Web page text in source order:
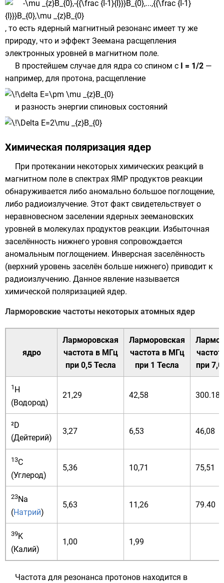
, то есть ядерный магнитный резонанс имеет ту же
природу, что и эффект Зеемана расщепления
электронных уровней в магнитном поле.
В простейшем случае для ядра со спином с
I = 1/2 —
например, для протона, расщепление
и разность энергии спиновых состояний
Химическая поляризация ядер
При протекании некоторых химических реакций в
магнитном поле в спектрах ЯМР продуктов реакции
обнаруживается либо аномально большое поглощение,
либо радиоизлучение. Этот факт свидетельствует о
неравновесном заселении ядерных зеемановских
уровней в молекулах продуктов реакции. Избыточная
заселённость нижнего уровня сопровождается
аномальным поглощением. Инверсная заселённость
(верхний уровень заселён больше нижнего) приводит к
радиоизлучению. Данное явление называется
химической поляризацией ядер.
Ларморовские частоты некоторых атомных ядер
ядро
Ларморовская
частота в МГц
при 0,5 Тесла
Ларморовская
частота в МГц
при 1 Тесла
при
1 H
(Водород)
21,29 42,58 300.18
²D
(Дейтерий)
3,27 6,53 46,08
13C
(Углерод)
5,36 10,71 75,51
23Na
(Натрий)
5,63 11,26 79.40
39K
(Калий)
1,00 1,99
Частота для резонанса протонов находится в